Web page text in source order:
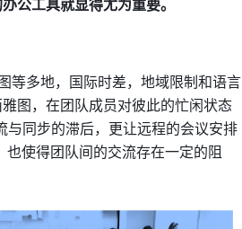
公工具就显得尤为重要。
等多地，国际时差，地域限制和语言
图，在团队成员对彼此的忙闲状态
与同步的滞后，更让远程的会议安排
使得团队间的交流存在一定的阻